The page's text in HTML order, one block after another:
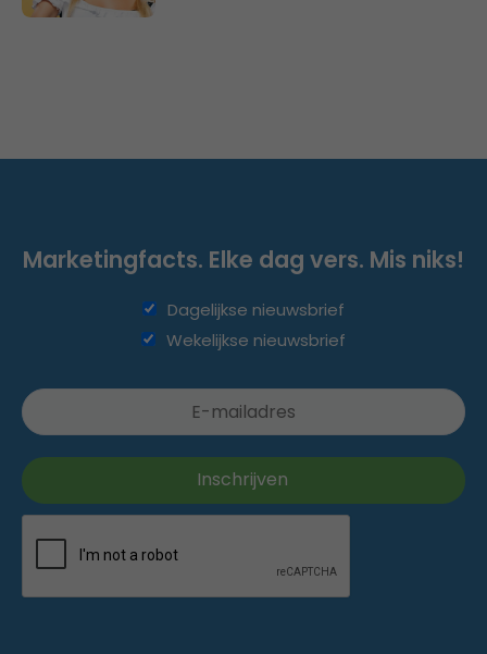
Marketingfacts. Elke dag vers. Mis niks!
Dagelijkse nieuwsbrief
Wekelijkse nieuwsbrief